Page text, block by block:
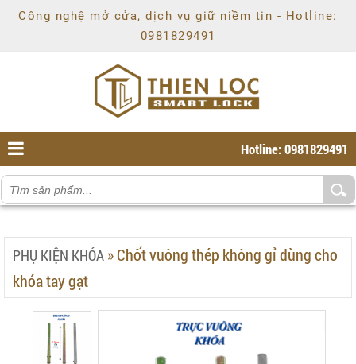
Công nghệ mở cửa, dịch vụ giữ niềm tin - Hotline:
0981829491
Hotline: 0981829491
PHỤ KIỆN KHÓA »Chốt vuông thép không gỉ dùng cho
khóa tay gạt